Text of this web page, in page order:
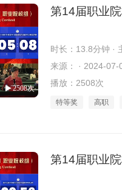
2508次
第14届职业
时长：13.8分钟 ·
来源： · 2024-07-
播放：2508次
特等奖 高职
第14届职业